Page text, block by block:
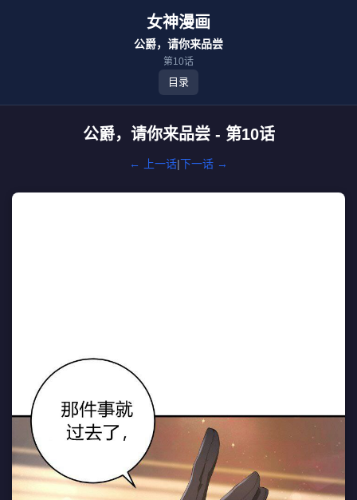
女神漫画
公爵，请你来品尝
第10话
目录
公爵，请你来品尝 - 第10话
← 上一话|下一话 →